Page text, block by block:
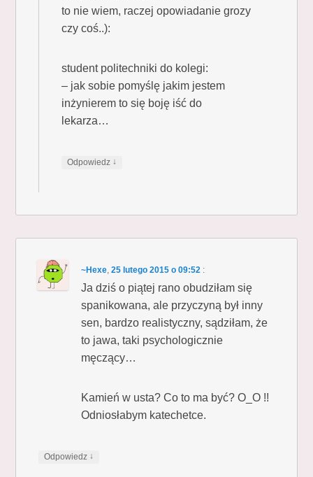
to nie wiem, raczej opowiadanie grozy
czy coś..):
student politechniki do kolegi:
– jak sobie pomyślę jakim jestem
inżynierem to się boję iść do
lekarza…
Odpowiedz ↓
~Hexe,25 lutego 2015 o 09:52 :
Ja dziś o piątej rano obudziłam się
spanikowana, ale przyczyną był inny
sen, bardzo realistyczny, sądziłam, że
to jawa, taki psychologicznie
męczący…
Kamień w usta? Co to ma być? O_O !!
Odniosłabym katechetce.
Odpowiedz ↓